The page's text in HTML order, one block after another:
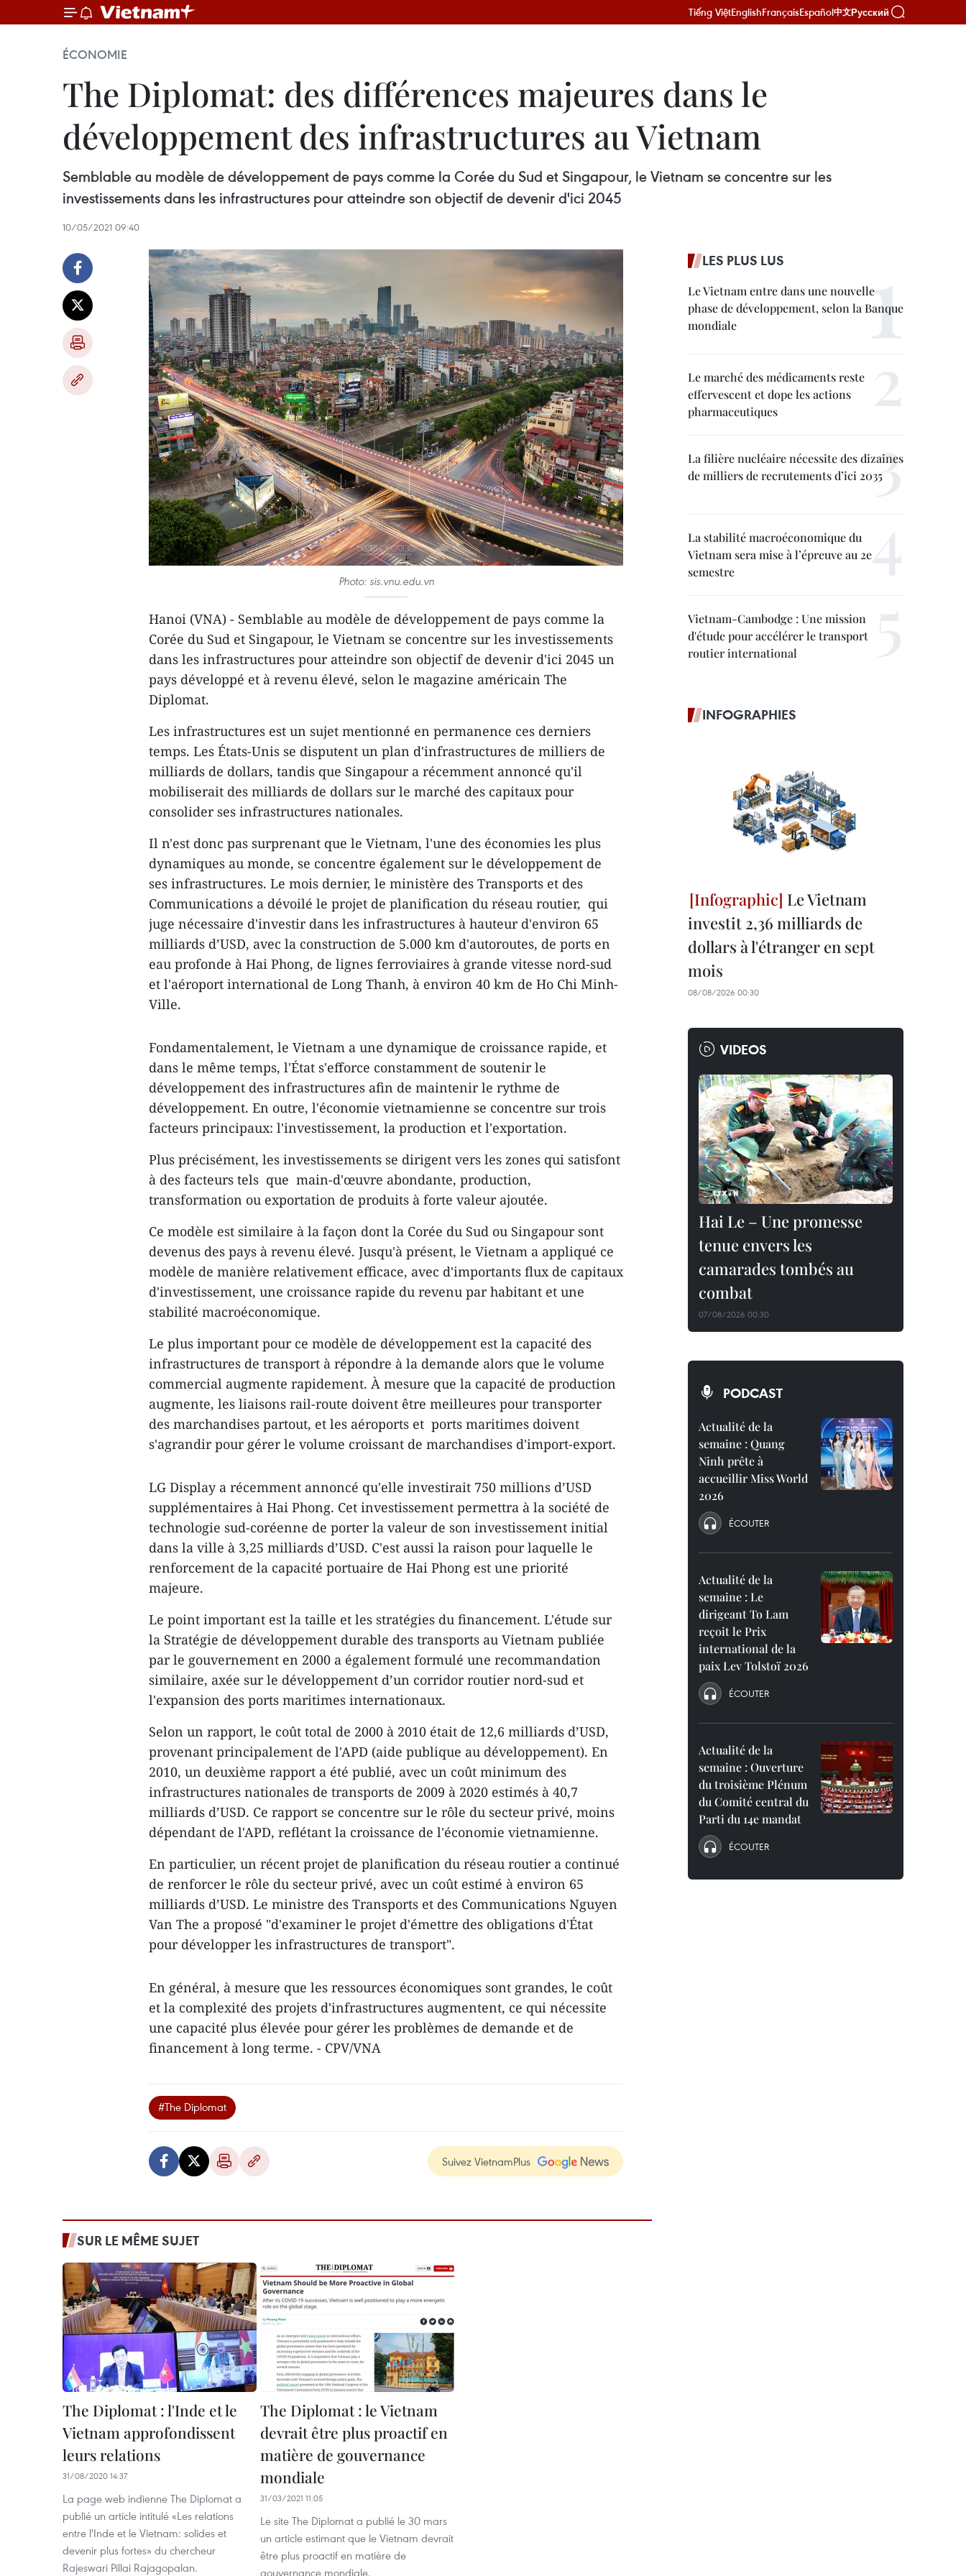
Tiếng ViệtEnglishFrançaisEspañol中文Русский
ÉCONOMIE
The Diplomat: des différences majeures dans le
développement des infrastructures au Vietnam
Semblable au modèle de développement de pays comme la Corée du Sud et Singapour, le Vietnam se concentre sur les
investissements dans les infrastructures pour atteindre son objectif de devenir d'ici 2045
10/05/2021 09:40
Photo: sis.vnu.edu.vn
Hanoi (VNA) - Semblable au modèle de développement de pays comme la
Corée du Sud et Singapour, le Vietnam se concentre sur les investissements
dans les infrastructures pour atteindre son objectif de devenir d'ici 2045 un
pays développé et à revenu élevé, selon le magazine américain The
Diplomat.
Les infrastructures est un sujet mentionné en permanence ces derniers
temps. Les États-Unis se disputent un plan d'infrastructures de milliers de
milliards de dollars, tandis que Singapour a récemment annoncé qu'il
mobiliserait des milliards de dollars sur le marché des capitaux pour
consolider ses infrastructures nationales.
Il n'est donc pas surprenant que le Vietnam, l'une des économies les plus
dynamiques au monde, se concentre également sur le développement de
ses infrastructures. Le mois dernier, le ministère des Transports et des
Communications a dévoilé le projet de planification du réseau routier, qui
juge nécessaire d'investir dans les infrastructures à hauteur d'environ 65
milliards d’USD, avec la construction de 5.000 km d'autoroutes, de ports en
eau profonde à Hai Phong, de lignes ferroviaires à grande vitesse nord-sud
et l'aéroport international de Long Thanh, à environ 40 km de Ho Chi Minh-
Ville.
Fondamentalement, le Vietnam a une dynamique de croissance rapide, et
dans le même temps, l'État s'efforce constamment de soutenir le
développement des infrastructures afin de maintenir le rythme de
développement. En outre, l'économie vietnamienne se concentre sur trois
facteurs principaux: l'investissement, la production et l'exportation.
Plus précisément, les investissements se dirigent vers les zones qui satisfont
à des facteurs tels que main-d'œuvre abondante, production,
transformation ou exportation de produits à forte valeur ajoutée.
Ce modèle est similaire à la façon dont la Corée du Sud ou Singapour sont
devenus des pays à revenu élevé. Jusqu'à présent, le Vietnam a appliqué ce
modèle de manière relativement efficace, avec d'importants flux de capitaux
d'investissement, une croissance rapide du revenu par habitant et une
stabilité macroéconomique.
Le plus important pour ce modèle de développement est la capacité des
infrastructures de transport à répondre à la demande alors que le volume
commercial augmente rapidement. À mesure que la capacité de production
augmente, les liaisons rail-route doivent être meilleures pour transporter
des marchandises partout, et les aéroports et ports maritimes doivent
s'agrandir pour gérer le volume croissant de marchandises d'import-export.
LG Display a récemment annoncé qu'elle investirait 750 millions d’USD
supplémentaires à Hai Phong. Cet investissement permettra à la société de
technologie sud-coréenne de porter la valeur de son investissement initial
dans la ville à 3,25 milliards d’USD. C'est aussi la raison pour laquelle le
renforcement de la capacité portuaire de Hai Phong est une priorité
majeure.
Le point important est la taille et les stratégies du financement. L'étude sur
la Stratégie de développement durable des transports au Vietnam publiée
par le gouvernement en 2000 a également formulé une recommandation
similaire, axée sur le développement d’un corridor routier nord-sud et
l'expansion des ports maritimes internationaux.
Selon un rapport, le coût total de 2000 à 2010 était de 12,6 milliards d’USD,
provenant principalement de l'APD (aide publique au développement). En
2010, un deuxième rapport a été publié, avec un coût minimum des
infrastructures nationales de transports de 2009 à 2020 estimés à 40,7
milliards d’USD. Ce rapport se concentre sur le rôle du secteur privé, moins
dépendant de l'APD, reflétant la croissance de l'économie vietnamienne.
En particulier, un récent projet de planification du réseau routier a continué
de renforcer le rôle du secteur privé, avec un coût estimé à environ 65
milliards d’USD. Le ministre des Transports et des Communications Nguyen
Van The a proposé "d'examiner le projet d'émettre des obligations d'État
pour développer les infrastructures de transport".
En général, à mesure que les ressources économiques sont grandes, le coût
et la complexité des projets d'infrastructures augmentent, ce qui nécessite
une capacité plus élevée pour gérer les problèmes de demande et de
financement à long terme. - CPV/VNA
#The Diplomat
Suivez VietnamPlus
SUR LE MÊME SUJET
The Diplomat : l'Inde et le
Vietnam approfondissent
leurs relations
31/08/2020 14:37
La page web indienne The Diplomat a
publié un article intitulé «Les relations
entre l'Inde et le Vietnam: solides et
devenir plus fortes» du chercheur
Rajeswari Pillai Rajagopalan.
The Diplomat : le Vietnam
devrait être plus proactif en
matière de gouvernance
mondiale
31/03/2021 11:05
Le site The Diplomat a publié le 30 mars
un article estimant que le Vietnam devrait
être plus proactif en matière de
gouvernance mondiale.
LES PLUS LUS
Le Vietnam entre dans une nouvelle
phase de développement, selon la Banque
mondiale
Le marché des médicaments reste
effervescent et dope les actions
pharmaceutiques
La filière nucléaire nécessite des dizaines
de milliers de recrutements d’ici 2035
La stabilité macroéconomique du
Vietnam sera mise à l’épreuve au 2e
semestre
Vietnam-Cambodge : Une mission
d'étude pour accélérer le transport
routier international
INFOGRAPHIES
Le Vietnam
investit 2,36 milliards de
dollars à l'étranger en sept
mois
08/08/2026 00:30
VIDEOS
Hai Le – Une promesse
tenue envers les
camarades tombés au
combat
07/08/2026 00:30
PODCAST
Actualité de la
semaine : Quang
Ninh prête à
accueillir Miss World
2026
ÉCOUTER
Actualité de la
semaine : Le
dirigeant To Lam
reçoit le Prix
international de la
paix Lev Tolstoï 2026
ÉCOUTER
Actualité de la
semaine : Ouverture
du troisième Plénum
du Comité central du
Parti du 14e mandat
ÉCOUTER